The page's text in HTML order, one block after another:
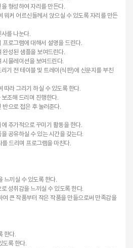
형성하여 자리를 만든다.
커 어르신들께서 앉으실 수 있도록 자리를 만든
를 나눈다.
로그램에 대해서 설명을 드린다.
성된 샘플을 보여드린다.
뮬레이션을 보여드린다.
기 전 테이블 및 트레이(식판)에 신문지를 부친
라 그리기 하실 수 있도록 한다.
조해 드리며 진행한다.
으로 접은 후 눌러준다.
추가적으로 꾸미기 활동을 한다.
공유하실 수 있는 시간을 갖는다.
드리며 프로그램을 마친다.
느끼실 수 있도록 한다.
성취감을 느끼실 수 있도록 한다.
큰 작품부터 작은 작품을 만듦으로써 만족감을
한다.
도록 한다.